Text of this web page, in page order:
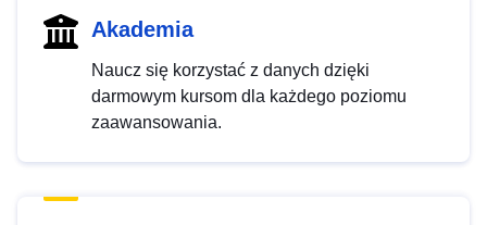
Akademia
Naucz się korzystać z danych dzięki
darmowym kursom dla każdego poziomu
zaawansowania.